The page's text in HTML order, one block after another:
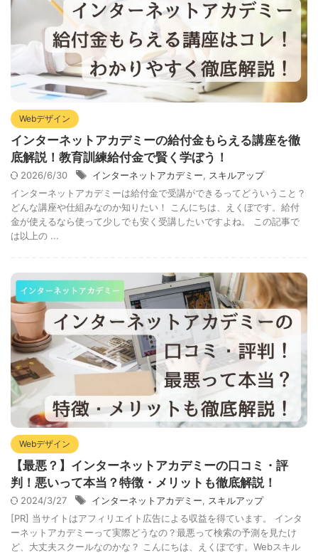
Webデザイン
インターネットアカデミーの給付金もらえる講座を徹
底解説！教育訓練給付金で賢く学ぼう！
2026/6/30 インターネットアカデミー
スキルアップ
インターネットアカデミーは給付金で受講ができるってどういうこと？
どんな講座や仕組みなのか知りたい！ こんにちは、えくぼです。給付
金が使えるなら使って少しでも安く受講したいですよね。 この記事で
は以上の ...
Webデザイン
【最悪？】インターネットアカデミーの口コミ・評
判！悪いって本当？特徴・メリットも徹底解説！
2024/3/27 インターネットアカデミー
スキルアップ
[PR] 当サイトはアフィリエイト広告による収益を得ています。 インタ
ーネットアカデミーって実際どうなの？最悪って検索の予測を見たけ
ど、大丈夫スクールなのかな？ こんにちは、えくぼです。Webスキル